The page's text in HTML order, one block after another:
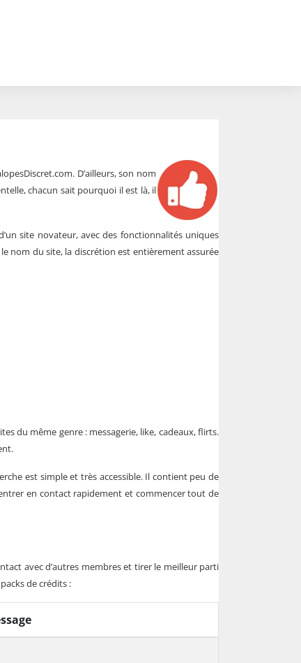
D’ailleurs, son nom
chacun sait pourquoi il est là, il
site novateur, avec des fonctionnalités uniques
nom du site, la discrétion est entièrement assurée
du même genre : messagerie, like, cadeaux, flirts.
est simple et très accessible. Il contient peu de
en contact rapidement et commencer tout de
avec d’autres membres et tirer le meilleur parti
de crédits :